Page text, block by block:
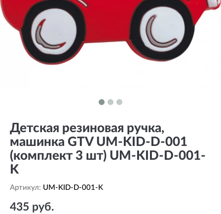
Детская резиновая ручка,
машинка GTV UM-KID-D-001
(комплект 3 шт) UM-KID-D-001-
K
Артикул: UM-KID-D-001-K
435 руб.